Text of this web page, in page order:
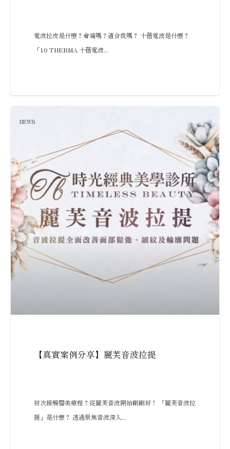
電波拉皮是什麼？會痛嗎？適合我嗎？ 十蓓電波是什麼？
「10 THERMA 十蓓電波...
NEWS
【真實案例分享】麗芙音波拉提
初次接觸醫美療程？從麗芙音波開始剛剛好！ 「麗芙音波拉
提」是什麼？ 透過聚焦音波深入...